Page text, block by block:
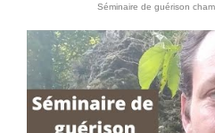
Séminaire de guérison